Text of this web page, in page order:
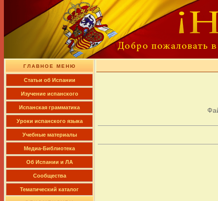
ГЛАВНОЕ МЕНЮ
Cтатьи об Испании
Изучение испанского
Испанская грамматика
Уроки испанского языка
Учебные материалы
Медиа-Библиотека
Об Испании и ЛА
Сообщества
Тематический каталог